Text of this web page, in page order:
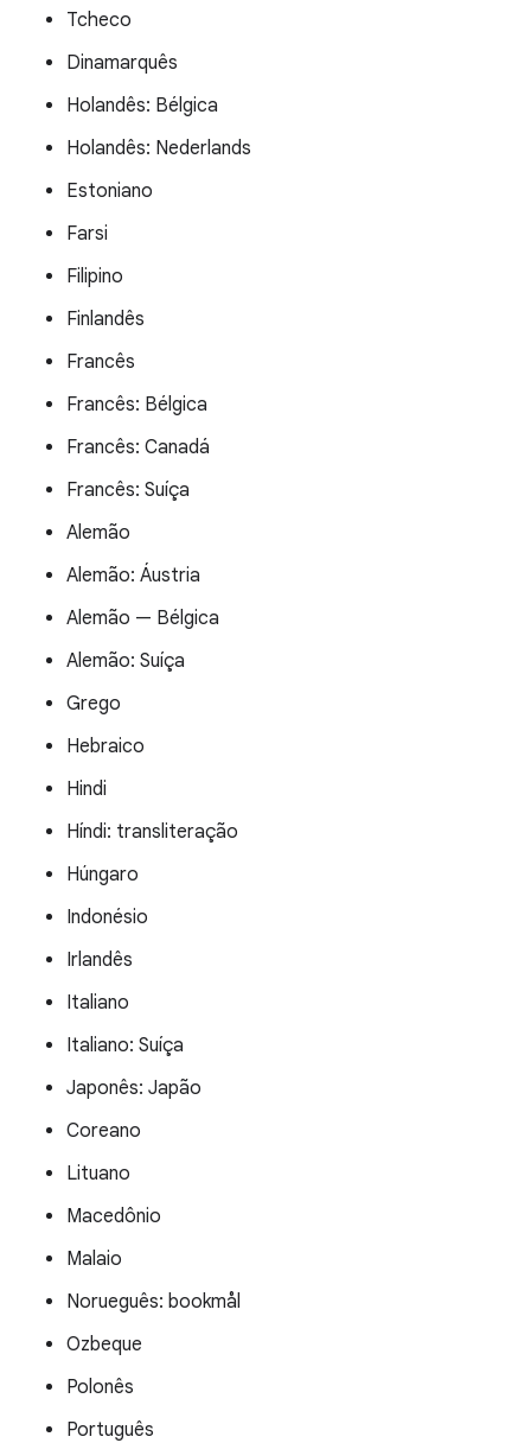
Tcheco
Dinamarquês
Holandês: Bélgica
Holandês: Nederlands
Estoniano
Farsi
Filipino
Finlandês
Francês
Francês: Bélgica
Francês: Canadá
Francês: Suíça
Alemão
Alemão: Áustria
Alemão — Bélgica
Alemão: Suíça
Grego
Hebraico
Hindi
Híndi: transliteração
Húngaro
Indonésio
Irlandês
Italiano
Italiano: Suíça
Japonês: Japão
Coreano
Lituano
Macedônio
Malaio
Norueguês: bookmål
Ozbeque
Polonês
Português